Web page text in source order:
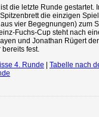
die letzte Runde gestartet.
die einzigen
vier Begegnungen) zum
Fuchs-Cup steht nach
und Jonathan Rügert
fest.
4. Runde | Tabelle nach